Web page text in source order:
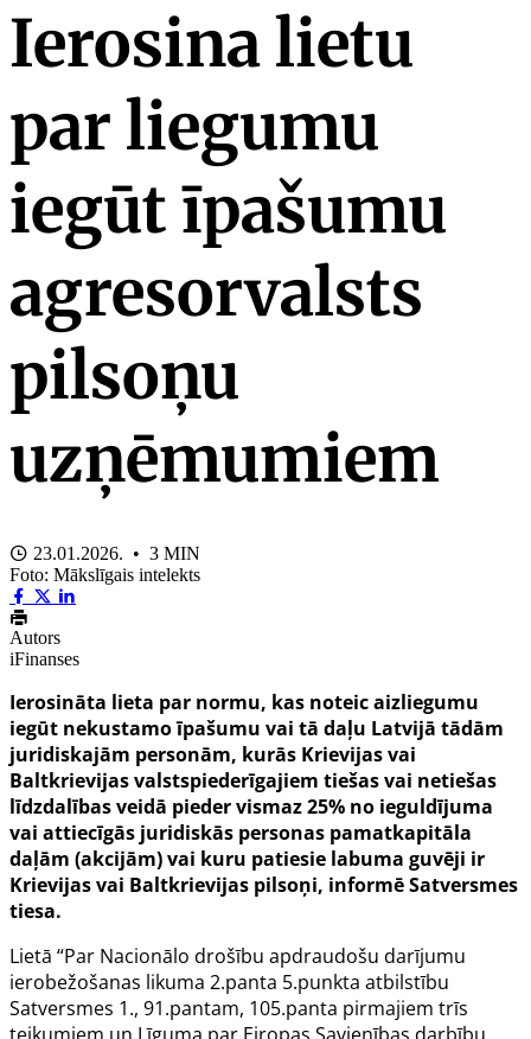
Ierosina lietu
par liegumu
iegūt īpašumu
agresorvalsts
pilsoņu
uzņēmumiem
23.01.2026. • 3 MIN
Foto: Mākslīgais intelekts
Autors
iFinanses
Ierosināta lieta par normu, kas noteic aizliegumu
iegūt nekustamo īpašumu vai tā daļu Latvijā tādām
juridiskajām personām, kurās Krievijas vai
Baltkrievijas valstspiederīgajiem tiešas vai netiešas
līdzdalības veidā pieder vismaz 25% no ieguldījuma
vai attiecīgās juridiskās personas pamatkapitāla
daļām (akcijām) vai kuru patiesie labuma guvēji ir
Krievijas vai Baltkrievijas pilsoņi, informē Satversmes
tiesa.
Lietā “Par Nacionālo drošību apdraudošu darījumu
ierobežošanas likuma 2.panta 5.punkta atbilstību
Satversmes 1., 91.pantam, 105.panta pirmajiem trīs